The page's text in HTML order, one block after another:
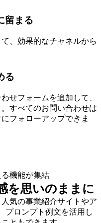
留まる
、効果的なチャネルから
る
せフォームを追加して、
すべてのお問い合わせは
フォローアップできま
を思いのままに
気の事業紹介サイトやア
プロンプト例文を活用し